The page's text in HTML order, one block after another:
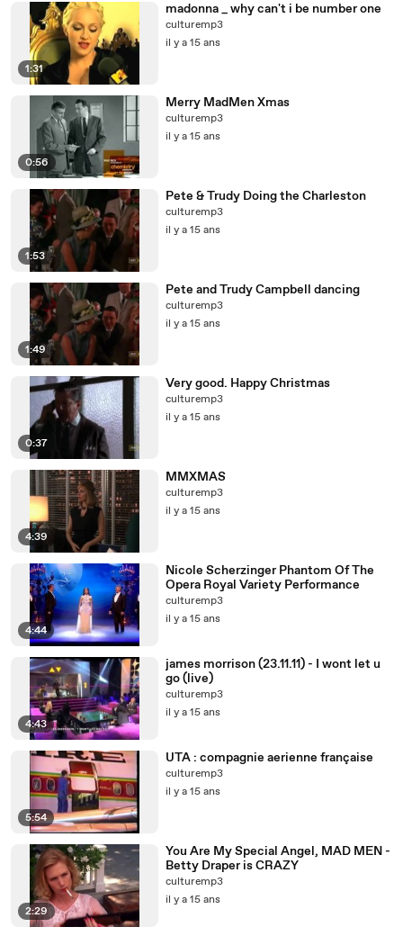
1:31
madonna _ why can't i be number one
culturemp3
il y a 15 ans
0:56
Merry MadMen Xmas
culturemp3
il y a 15 ans
1:53
Pete & Trudy Doing the Charleston
culturemp3
il y a 15 ans
1:49
Pete and Trudy Campbell dancing
culturemp3
il y a 15 ans
0:37
Very good. Happy Christmas
culturemp3
il y a 15 ans
4:39
MMXMAS
culturemp3
il y a 15 ans
4:44
Nicole Scherzinger Phantom Of The
Opera Royal Variety Performance
culturemp3
il y a 15 ans
4:43
james morrison (23.11.11) - I wont let u
go (live)
culturemp3
il y a 15 ans
5:54
UTA : compagnie aerienne française
culturemp3
il y a 15 ans
2:29
You Are My Special Angel, MAD MEN -
Betty Draper is CRAZY
culturemp3
il y a 15 ans